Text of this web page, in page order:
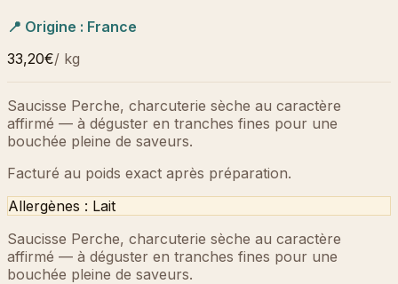
📍 Origine : France
33,20€/ kg
Saucisse Perche, charcuterie sèche au caractère
affirmé — à déguster en tranches fines pour une
bouchée pleine de saveurs.
Facturé au poids exact après préparation.
Allergènes : Lait
Saucisse Perche, charcuterie sèche au caractère
affirmé — à déguster en tranches fines pour une
bouchée pleine de saveurs.